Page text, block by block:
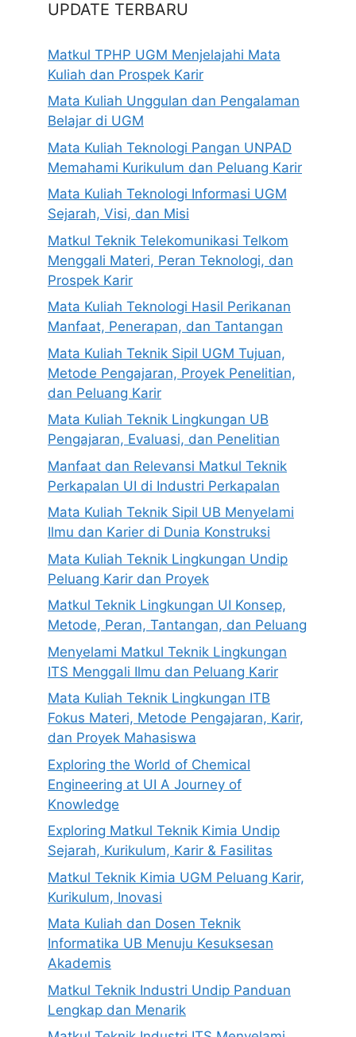
UPDATE TERBARU
Matkul TPHP UGM Menjelajahi Mata
Kuliah dan Prospek Karir
Mata Kuliah Unggulan dan Pengalaman
Belajar di UGM
Mata Kuliah Teknologi Pangan UNPAD
Memahami Kurikulum dan Peluang Karir
Mata Kuliah Teknologi Informasi UGM
Sejarah, Visi, dan Misi
Matkul Teknik Telekomunikasi Telkom
Menggali Materi, Peran Teknologi, dan
Prospek Karir
Mata Kuliah Teknologi Hasil Perikanan
Manfaat, Penerapan, dan Tantangan
Mata Kuliah Teknik Sipil UGM Tujuan,
Metode Pengajaran, Proyek Penelitian,
dan Peluang Karir
Mata Kuliah Teknik Lingkungan UB
Pengajaran, Evaluasi, dan Penelitian
Manfaat dan Relevansi Matkul Teknik
Perkapalan UI di Industri Perkapalan
Mata Kuliah Teknik Sipil UB Menyelami
Ilmu dan Karier di Dunia Konstruksi
Mata Kuliah Teknik Lingkungan Undip
Peluang Karir dan Proyek
Matkul Teknik Lingkungan UI Konsep,
Metode, Peran, Tantangan, dan Peluang
Menyelami Matkul Teknik Lingkungan
ITS Menggali Ilmu dan Peluang Karir
Mata Kuliah Teknik Lingkungan ITB
Fokus Materi, Metode Pengajaran, Karir,
dan Proyek Mahasiswa
Exploring the World of Chemical
Engineering at UI A Journey of
Knowledge
Exploring Matkul Teknik Kimia Undip
Sejarah, Kurikulum, Karir & Fasilitas
Matkul Teknik Kimia UGM Peluang Karir,
Kurikulum, Inovasi
Mata Kuliah dan Dosen Teknik
Informatika UB Menuju Kesuksesan
Akademis
Matkul Teknik Industri Undip Panduan
Lengkap dan Menarik